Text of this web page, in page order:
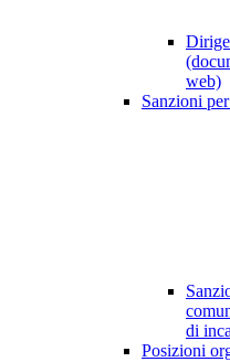
web)
Sanzioni
di
Posizioni